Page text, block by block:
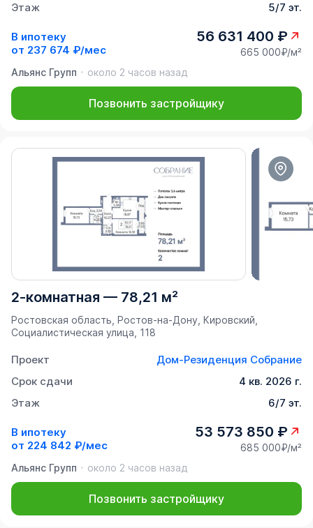
Этаж
5/7 эт.
В ипотеку
от 237 674 ₽/мес
56 631 400 ₽
665 000₽/м²
Альянс Групп
около 2 часов назад
Позвонить застройщику
2-комнатная — 78,21 м²
Ростовская область, Ростов-на-Дону, Кировский,
Социалистическая улица, 118
Проект
Дом-Резиденция Собрание
Срок сдачи
4 кв. 2026 г.
Этаж
6/7 эт.
В ипотеку
от 224 842 ₽/мес
53 573 850 ₽
685 000₽/м²
Альянс Групп
около 2 часов назад
Позвонить застройщику